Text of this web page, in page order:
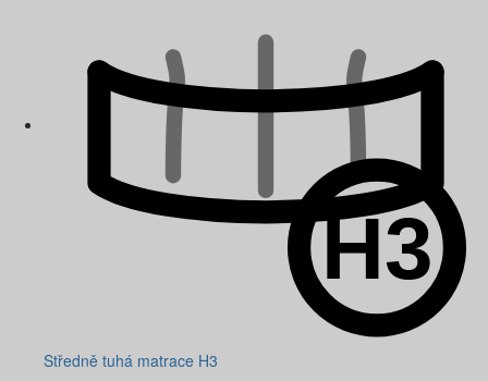
Středně tuhá matrace H3